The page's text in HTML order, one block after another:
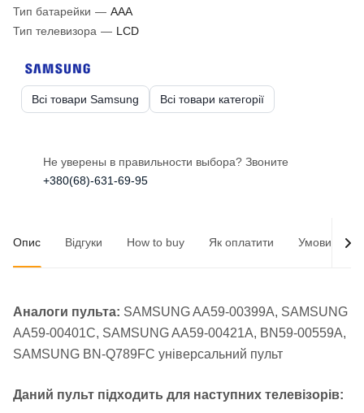
Тип батарейки — AAA
Тип телевизора — LCD
Всі товари Samsung Всі товари категорії
Не уверены в правильности выбора? Звоните
+380(68)-631-69-95
Опис Відгуки How to buy Як оплатити Умови
Аналоги пульта: SAMSUNG AA59-00399A, SAMSUNG
AA59-00401С, SAMSUNG AA59-00421А, BN59-00559A,
SAMSUNG BN-Q789FC універсальний пульт
Даний пульт підходить для наступних телевізорів: